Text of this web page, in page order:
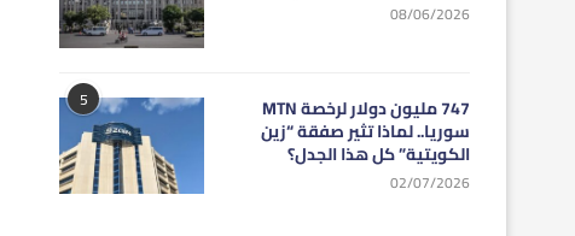
08/06/2026
5 747 مليون دولار لرخصة MTN
سوريا.. لماذا تثير صفقة “زين
الكويتية” كل هذا الجدل؟
02/07/2026